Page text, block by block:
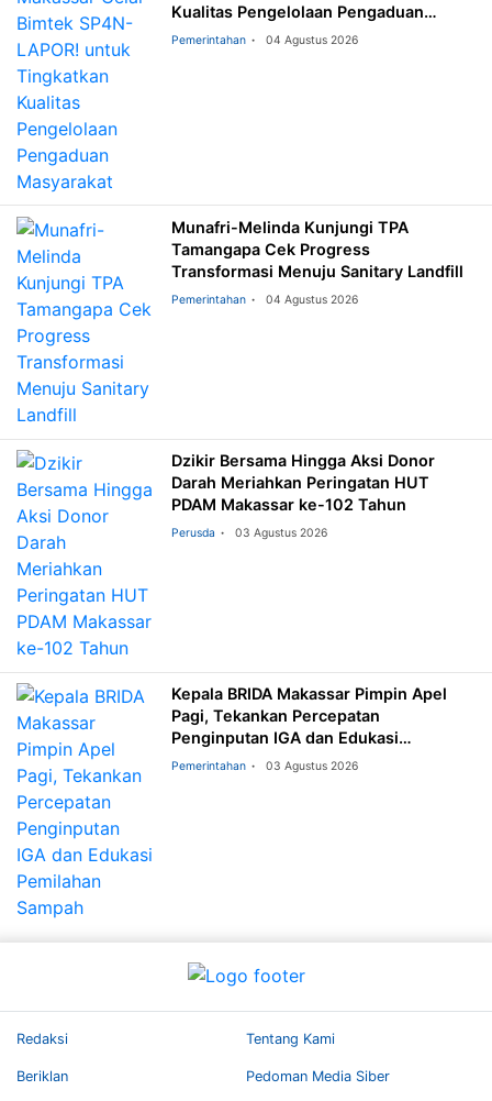
Kualitas Pengelolaan Pengaduan
Masyarakat
Pemerintahan 04 Agustus 2026
Munafri-Melinda Kunjungi TPA
Tamangapa Cek Progress
Transformasi Menuju Sanitary Landfill
Pemerintahan 04 Agustus 2026
Dzikir Bersama Hingga Aksi Donor
Darah Meriahkan Peringatan HUT
PDAM Makassar ke-102 Tahun
Perusda 03 Agustus 2026
Kepala BRIDA Makassar Pimpin Apel
Pagi, Tekankan Percepatan
Penginputan IGA dan Edukasi
Pemilahan Sampah
Pemerintahan 03 Agustus 2026
Redaksi Tentang Kami
Beriklan Pedoman Media Siber